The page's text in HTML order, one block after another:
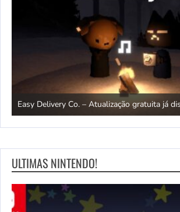
Easy Delivery Co. – Atualização gratuita já
ULTIMAS NINTENDO!